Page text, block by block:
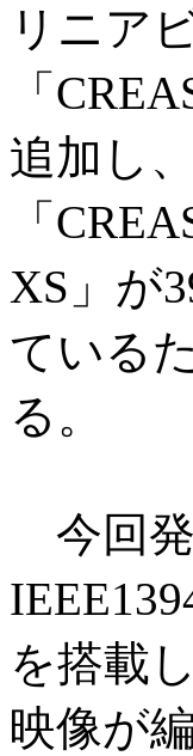
リニア
「
追加し
「
XS」が
ている
る。
今回発
を搭載
映像が